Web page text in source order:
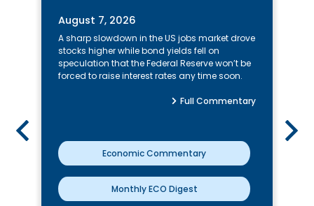
August 7, 2026
A sharp slowdown in the US jobs market drove
stocks higher while bond yields fell on
speculation that the Federal Reserve won’t be
forced to raise interest rates any time soon.
Full Commentary
Economic Commentary
Monthly ECO Digest